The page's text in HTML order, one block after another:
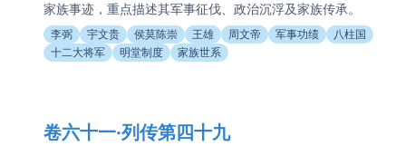
家族事迹，重点描述其军事征伐、政治沉浮及家族传承。
李弼 宇文贵 侯莫陈崇 王雄 周文帝 军事功绩
八柱国
十二大将军
明堂制度 家族世系
卷六十一·列传第四十九